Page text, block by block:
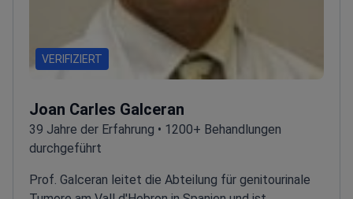
VERIFIZIERT
Joan Carles Galceran
39 Jahre der Erfahrung • 1200+ Behandlungen
durchgeführt
Prof. Galceran leitet die Abteilung für genitourinale